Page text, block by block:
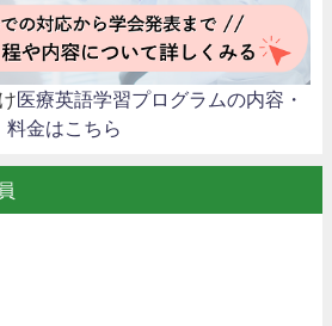
医療英語学習プログラムの内容・
料金はこちら